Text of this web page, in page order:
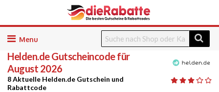
Skip
content
Helden.deGutscheincode für
August 2026
8 Aktuelle Helden.de Gutschein und
Rabattcode